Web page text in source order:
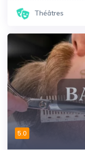
Théâtres
5.0